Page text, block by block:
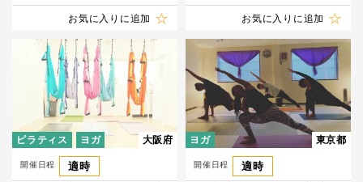
お気に入りに追加 お気に入りに追加
ピラティス ヨガ 大阪府
開催日程
適時
ヨガ 東京都
開催日程
適時